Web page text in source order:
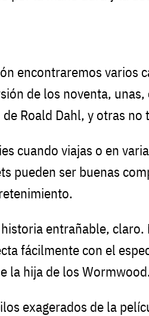
encontraremos varios
de los noventa, unas,
Roald Dahl, y otras no
cuando viajas o en
pueden ser buenas
entrañable, claro.
fácilmente con el
la hija de los
exagerados de la